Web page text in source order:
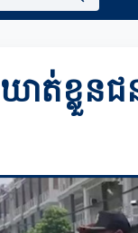
ត់ខ្លួនជ